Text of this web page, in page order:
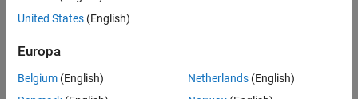
Consulte también
la versión de MATLAB
ejemplo
savefig(fig,filename guarda la figurafigespecificada.
United States (English)
Europa
Belgium (English)
Netherlands(English)